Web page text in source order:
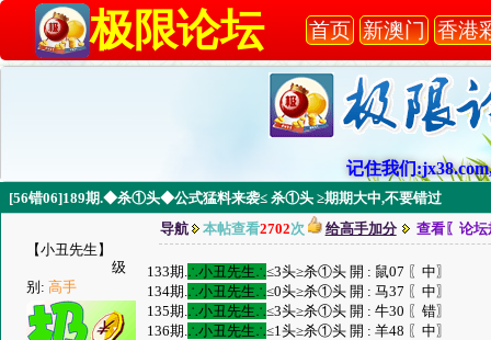
极限论坛 首页 新澳门 香港
记住我们
[56错06]189期.◆杀①头◆公式猛料来袭≤ 杀①头 ≥期期大中,不要错过
【小丑先生】
级
别: 高手
导航 本帖查看2702次 给高手加分 查看〖论坛
133期.∴小丑先生∴≤3头≥杀①头 開 : 鼠07 〖中〗
134期.∴小丑先生∴≤0头≥杀①头 開 : 马37 〖中〗
135期.∴小丑先生∴≤3头≥杀①头 開 : 牛30 〖错〗
136期.∴小丑先生∴≤1头≥杀①头 開 : 羊48 〖中〗